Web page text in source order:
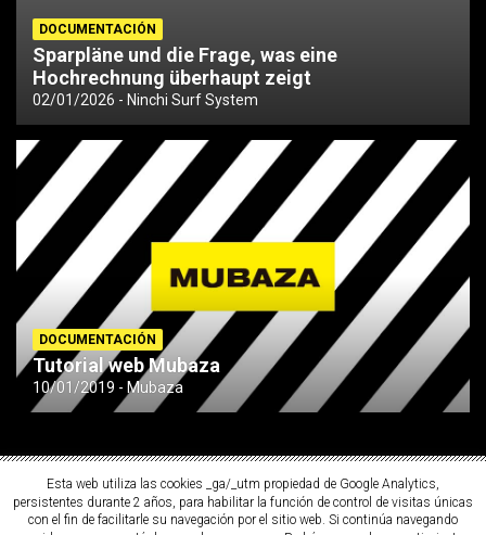
DOCUMENTACIÓN
Sparpläne und die Frage, was eine
Hochrechnung überhaupt zeigt
02/01/2026 Ninchi Surf System
DOCUMENTACIÓN
Tutorial web Mubaza
10/01/2019 Mubaza
Esta web utiliza las cookies _ga/_utm propiedad de Google Analytics,
persistentes durante 2 años, para habilitar la función de control de visitas únicas
con el fin de facilitarle su navegación por el sitio web. Si continúa navegando